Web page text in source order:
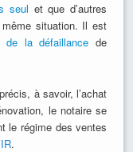
seul et que d’autres
situation. Il est
de la défaillance de
à savoir, l’achat
le notaire se
le régime des ventes
.